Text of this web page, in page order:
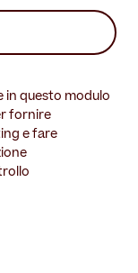
in questo modulo
fornire
e fare